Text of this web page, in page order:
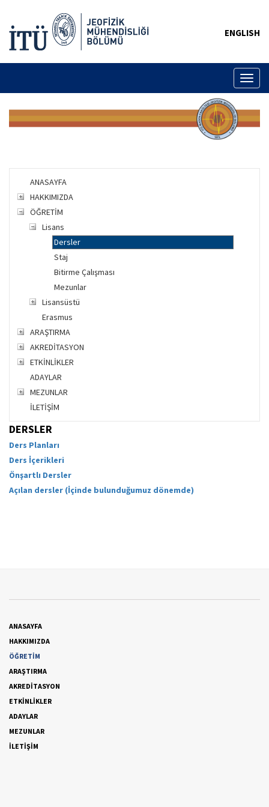
ENGLISH
ANASAYFA
HAKKIMIZDA
ÖĞRETİM
Lisans
Dersler
Staj
Bitirme Çalışması
Mezunlar
Lisansüstü
Erasmus
ARAŞTIRMA
AKREDİTASYON
ETKİNLİKLER
ADAYLAR
MEZUNLAR
İLETİŞİM
DERSLER
Ders Planları
Ders İçerikleri
Önşartlı Dersler
Açılan dersler (İçinde bulunduğumuz dönemde)
ANASAYFA
HAKKIMIZDA
ÖĞRETİM
ARAŞTIRMA
AKREDİTASYON
ETKİNLİKLER
ADAYLAR
MEZUNLAR
İLETİŞİM